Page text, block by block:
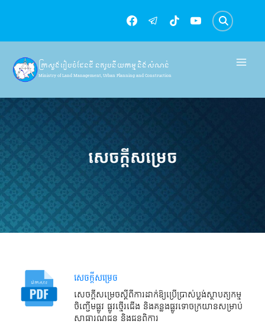
content
ក្រសួងរៀបចំដែនដី នគរូបនីយកម្ម និងសំណង់
Ministry of Land Management, Urban Planning and Construction
សេចក្តីសម្រេច
សេចក្តីសម្រេច
សេចក្ដីសម្រេចស្ដីពីការដាក់ឱ្យប្រើប្រាស់ប្លង់ស្ថាបត្យកម្ម
ចិញ្ចើមផ្លូវ ផ្លូវថ្មើរជើង និងគន្លងផ្លូវទោចក្រយានសម្រាប់
សាធារណជន និងជនពិការ